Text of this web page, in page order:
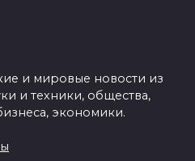
и мировые новости из
и техники, общества,
экономики.